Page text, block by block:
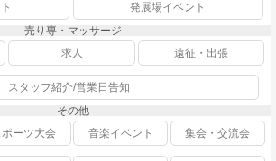
発展場イベント
売り専・マッサージ
求人 遠征・出張
スタッフ紹介/営業日告知
その他
ポーツ大会 音楽イベント 集会・交流会